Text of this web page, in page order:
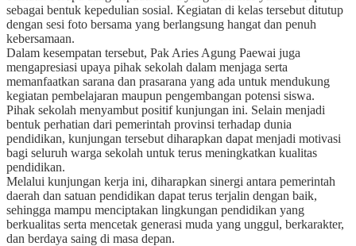
sebagai bentuk kepedulian sosial. Kegiatan di kelas tersebut ditutup
dengan sesi foto bersama yang berlangsung hangat dan penuh
kebersamaan.
Dalam kesempatan tersebut, Pak Aries Agung Paewai juga
mengapresiasi upaya pihak sekolah dalam menjaga serta
memanfaatkan sarana dan prasarana yang ada untuk mendukung
kegiatan pembelajaran maupun pengembangan potensi siswa.
Pihak sekolah menyambut positif kunjungan ini. Selain menjadi
bentuk perhatian dari pemerintah provinsi terhadap dunia
pendidikan, kunjungan tersebut diharapkan dapat menjadi motivasi
bagi seluruh warga sekolah untuk terus meningkatkan kualitas
pendidikan.
Melalui kunjungan kerja ini, diharapkan sinergi antara pemerintah
daerah dan satuan pendidikan dapat terus terjalin dengan baik,
sehingga mampu menciptakan lingkungan pendidikan yang
berkualitas serta mencetak generasi muda yang unggul, berkarakter,
dan berdaya saing di masa depan.